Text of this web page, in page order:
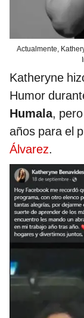
Actualmente,
Katheryne
Humor
Humala,
años para el
Álvarez.